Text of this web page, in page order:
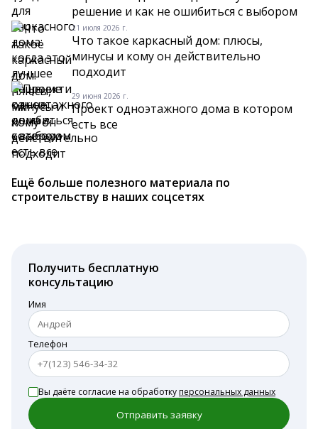
решение и как не ошибиться с выбором
21 июля 2026 г.
Что такое каркасный дом: плюсы,
минусы и кому он действительно
подходит
29 июня 2026 г.
Проект одноэтажного дома в котором
есть все
Ещё больше полезного материала по
строительству в наших соцсетях
Получить бесплатную
консультацию
Имя
Телефон
Вы даёте согласие на обработкуперсональных данных
Отправить заявку